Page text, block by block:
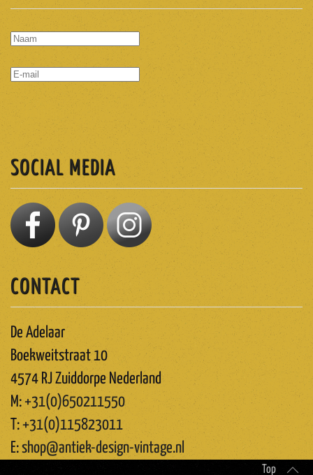
SOCIAL MEDIA
CONTACT
De Adelaar
Boekweitstraat 10
4574 RJ Zuiddorpe Nederland
M:+31(0)650211550
T:+31(0)115823011
E:shop@antiek-design-vintage.nl
Top